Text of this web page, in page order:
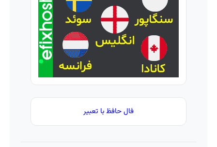
با تخفیف
ویژه)
فال حافظ با تعبیر